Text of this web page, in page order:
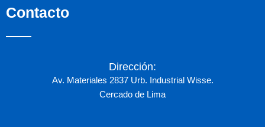
Contacto
Dirección:
Av. Materiales 2837 Urb. Industrial Wisse.
Cercado de Lima